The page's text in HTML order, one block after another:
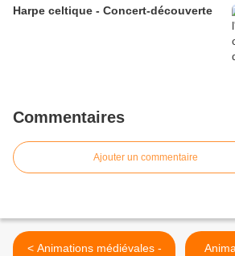
Harpe celtique - Concert-découverte
Commentaires
Ajouter un commentaire
< Animations médiévales -